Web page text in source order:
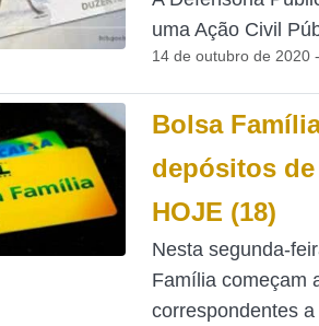
uma Ação Civil
14 de outubro de 2020
Bolsa
depósitos
HOJE (18)
Nesta segunda-
Família começam
correspondentes a